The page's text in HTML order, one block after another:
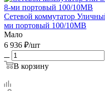
Сетевой коммутатор
ми портовый 100/10MB
Мало
6 936 ₽/шт
В корзину